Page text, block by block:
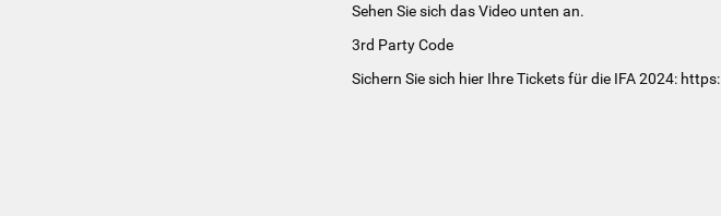
Sehen Sie sich das Video unten an.
3rd Party Code
Sichern Sie sich hier Ihre Tickets für die IFA 2024: https: